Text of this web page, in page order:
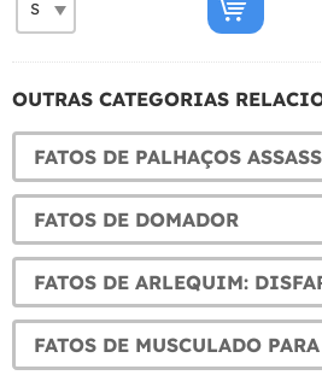
OUTRAS CATEGORIAS
FATOS DE PALHAÇOS
FATOS DE DOMADOR
FATOS DE MUSCULADO